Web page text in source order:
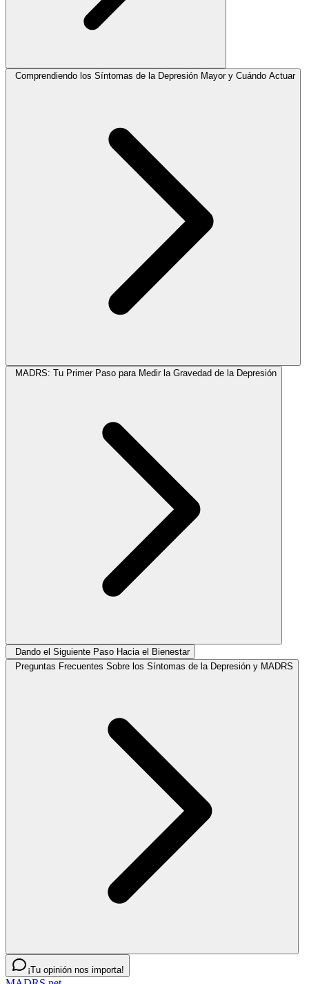
Comprendiendo los Síntomas de la Depresión Mayor y Cuándo Actuar
MADRS: Tu Primer Paso para Medir la Gravedad de la Depresión
Dando el Siguiente Paso Hacia el Bienestar
Preguntas Frecuentes Sobre los Síntomas de la Depresión y MADRS
¡Tu opinión nos importa!